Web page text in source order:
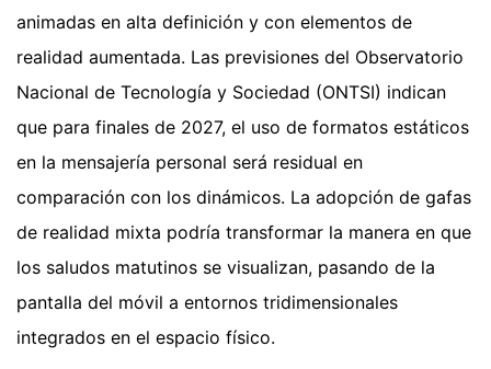
animadas en alta definición y con elementos de
realidad aumentada. Las previsiones del Observatorio
Nacional de Tecnología y Sociedad (ONTSI) indican
que para finales de 2027, el uso de formatos estáticos
en la mensajería personal será residual en
comparación con los dinámicos. La adopción de gafas
de realidad mixta podría transformar la manera en que
los saludos matutinos se visualizan, pasando de la
pantalla del móvil a entornos tridimensionales
integrados en el espacio físico.